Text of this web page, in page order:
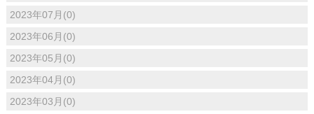
2023年07月(0)
2023年06月(0)
2023年05月(0)
2023年04月(0)
2023年03月(0)